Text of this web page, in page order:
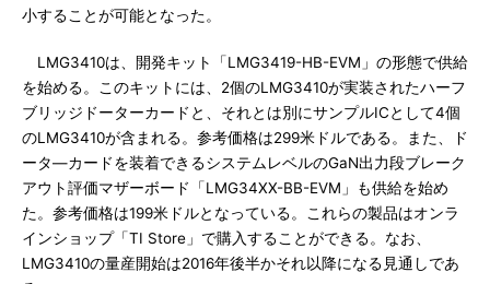
小することが可能となった。
LMG3410は、開発キット「LMG3419-HB-EVM」の形態で供給
を始める。このキットには、2個のLMG3410が実装されたハーフ
ブリッジドーターカードと、それとは別にサンプルICとして4個
のLMG3410が含まれる。参考価格は299米ドルである。また、ド
ータ―カードを装着できるシステムレベルのGaN出力段ブレーク
アウト評価マザーボード「LMG34XX-BB-EVM」も供給を始め
た。参考価格は199米ドルとなっている。これらの製品はオンラ
インショップ「TI Store」で購入することができる。なお、
LMG3410の量産開始は2016年後半かそれ以降になる見通しであ